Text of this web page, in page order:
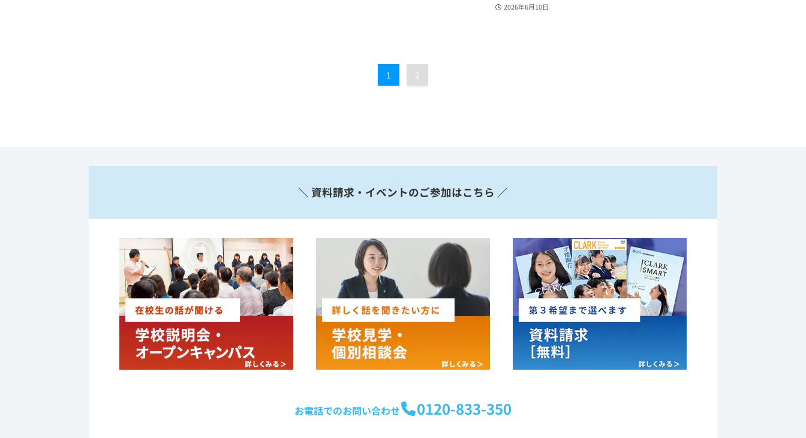
2026年6月10日
1 2
＼ 資料請求・イベントのご参加はこちら ／
お電話でのお問い合わせ 0120-833-350